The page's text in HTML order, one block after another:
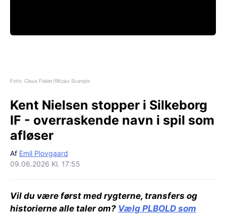
Foto: Claus Fisker/Ritzau Scanpix
Kent Nielsen stopper i Silkeborg
IF - overraskende navn i spil som
afløser
Af Emil Plovgaard
09.06.2026 Kl. 17:55
Vil du være først med rygterne, transfers og
historierne alle taler om? Vælg PLBOLD som